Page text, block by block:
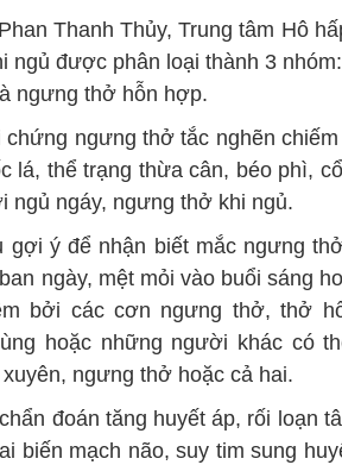
Thanh Thủy, Trung tâm Hô
ngủ được phân loại thành 3
ngưng thở hỗn hợp.
chứng ngưng thở tắc nghẽn
lá, thể trạng thừa cân, béo phì,
ngủ ngáy, ngưng thở khi ngủ.
gợi ý để nhận biết mắc ngưng
ngày, mệt mỏi vào buổi sáng
bởi các cơn ngưng thở, thở
hoặc những người khác có
ngưng thở hoặc cả hai.
đoán tăng huyết áp, rối loạn
biến mạch não, suy tim sung